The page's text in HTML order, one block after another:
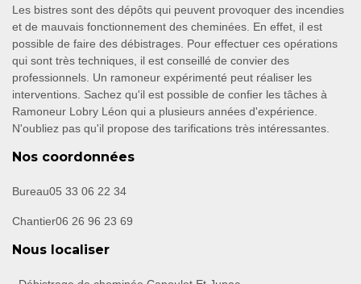
Les bistres sont des dépôts qui peuvent provoquer des incendies
et de mauvais fonctionnement des cheminées. En effet, il est
possible de faire des débistrages. Pour effectuer ces opérations
qui sont très techniques, il est conseillé de convier des
professionnels. Un ramoneur expérimenté peut réaliser les
interventions. Sachez qu'il est possible de confier les tâches à
Ramoneur Lobry Léon qui a plusieurs années d'expérience.
N'oubliez pas qu'il propose des tarifications très intéressantes.
Nos coordonnées
Bureau05 33 06 22 34
Chantier06 26 96 23 69
Nous localiser